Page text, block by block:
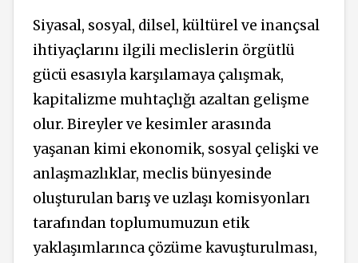
Siyasal, sosyal, dilsel, kültürel ve inançsal
ihtiyaçlarını ilgili meclislerin örgütlü
gücü esasıyla karşılamaya çalışmak,
kapitalizme muhtaçlığı azaltan gelişme
olur. Bireyler ve kesimler arasında
yaşanan kimi ekonomik, sosyal çelişki ve
anlaşmazlıklar, meclis bünyesinde
oluşturulan barış ve uzlaşı komisyonları
tarafından toplumumuzun etik
yaklaşımlarınca çözüme kavuşturulması,